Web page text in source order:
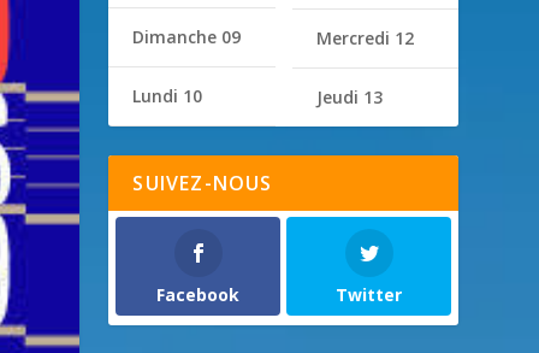
Dimanche 09
Lundi 10
Mercredi 12
Jeudi 13
SUIVEZ-NOUS
Facebook Twitter